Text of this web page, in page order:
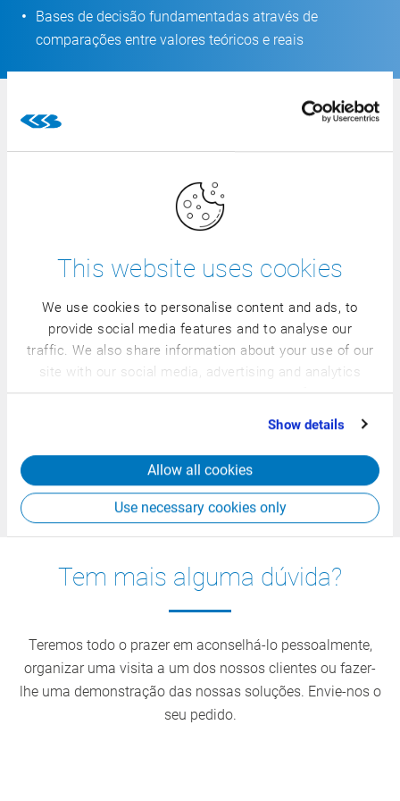
This website uses cookies
We use cookies to personalise content and ads, to
provide social media features and to analyse our
traffic. We also share information about your use of our
site with our social media, advertising and analytics
partners who may combine it with other information
that you’ve provided to them or that they’ve collected
Show details
Allow all cookies
Use necessary cookies only
Bases de decisão fundamentadas através de
comparações entre valores teóricos e reais
Perguntas frequentes
Em que consiste a desmancha grossa/fina?
transparentes dos processos de desmancha, com vista à
Que funções de planeamento são suportadas?
Como são recolhidos os dados reais?
Qual é a principal vantagem do módulo?
Tem mais alguma dúvida?
Teremos todo o prazer em aconselhá-lo pessoalmente,
organizar uma visita a um dos nossos clientes ou fazer-
lhe uma demonstração das nossas soluções. Envie-nos o
seu pedido.